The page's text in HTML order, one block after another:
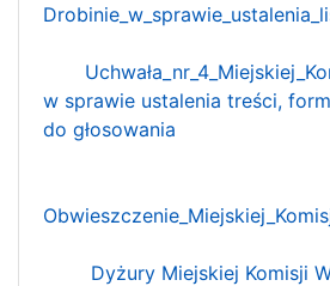
w sprawie ustalenia treści,
do głosowania
Dyżury Miejskiej Komisji